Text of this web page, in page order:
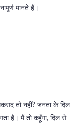
मानते हैं।
तो नहीं? जनता के दिल
है। मैं तो कहूँगा, दिल से